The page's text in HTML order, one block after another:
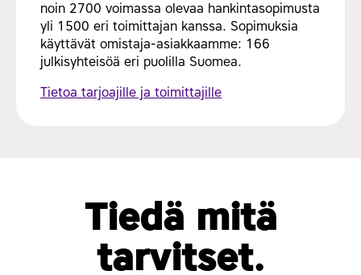
noin 2700 voimassa olevaa hankintasopimusta
yli 1500 eri toimittajan kanssa. Sopimuksia
käyttävät omistaja-asiakkaamme: 166
julkisyhteisöä eri puolilla Suomea.
Tietoa tarjoajille ja toimittajille
Tiedä mitä
tarvitset.